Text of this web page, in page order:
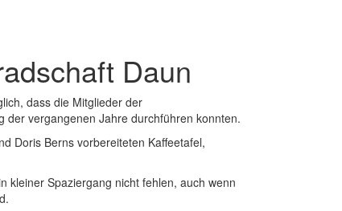
Daun
dass die Mitglieder der
der vergangenen Jahre durchführen konnten.
Doris Berns vorbereiteten Kaffeetafel,
kleiner Spaziergang nicht fehlen, auch wenn